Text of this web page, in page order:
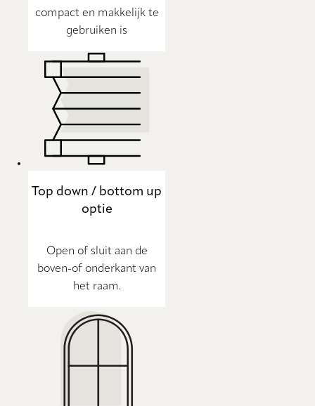
compact en makkelijk te
gebruiken is
Top down / bottom up
optie
Open of sluit aan de
boven-of onderkant van
het raam.